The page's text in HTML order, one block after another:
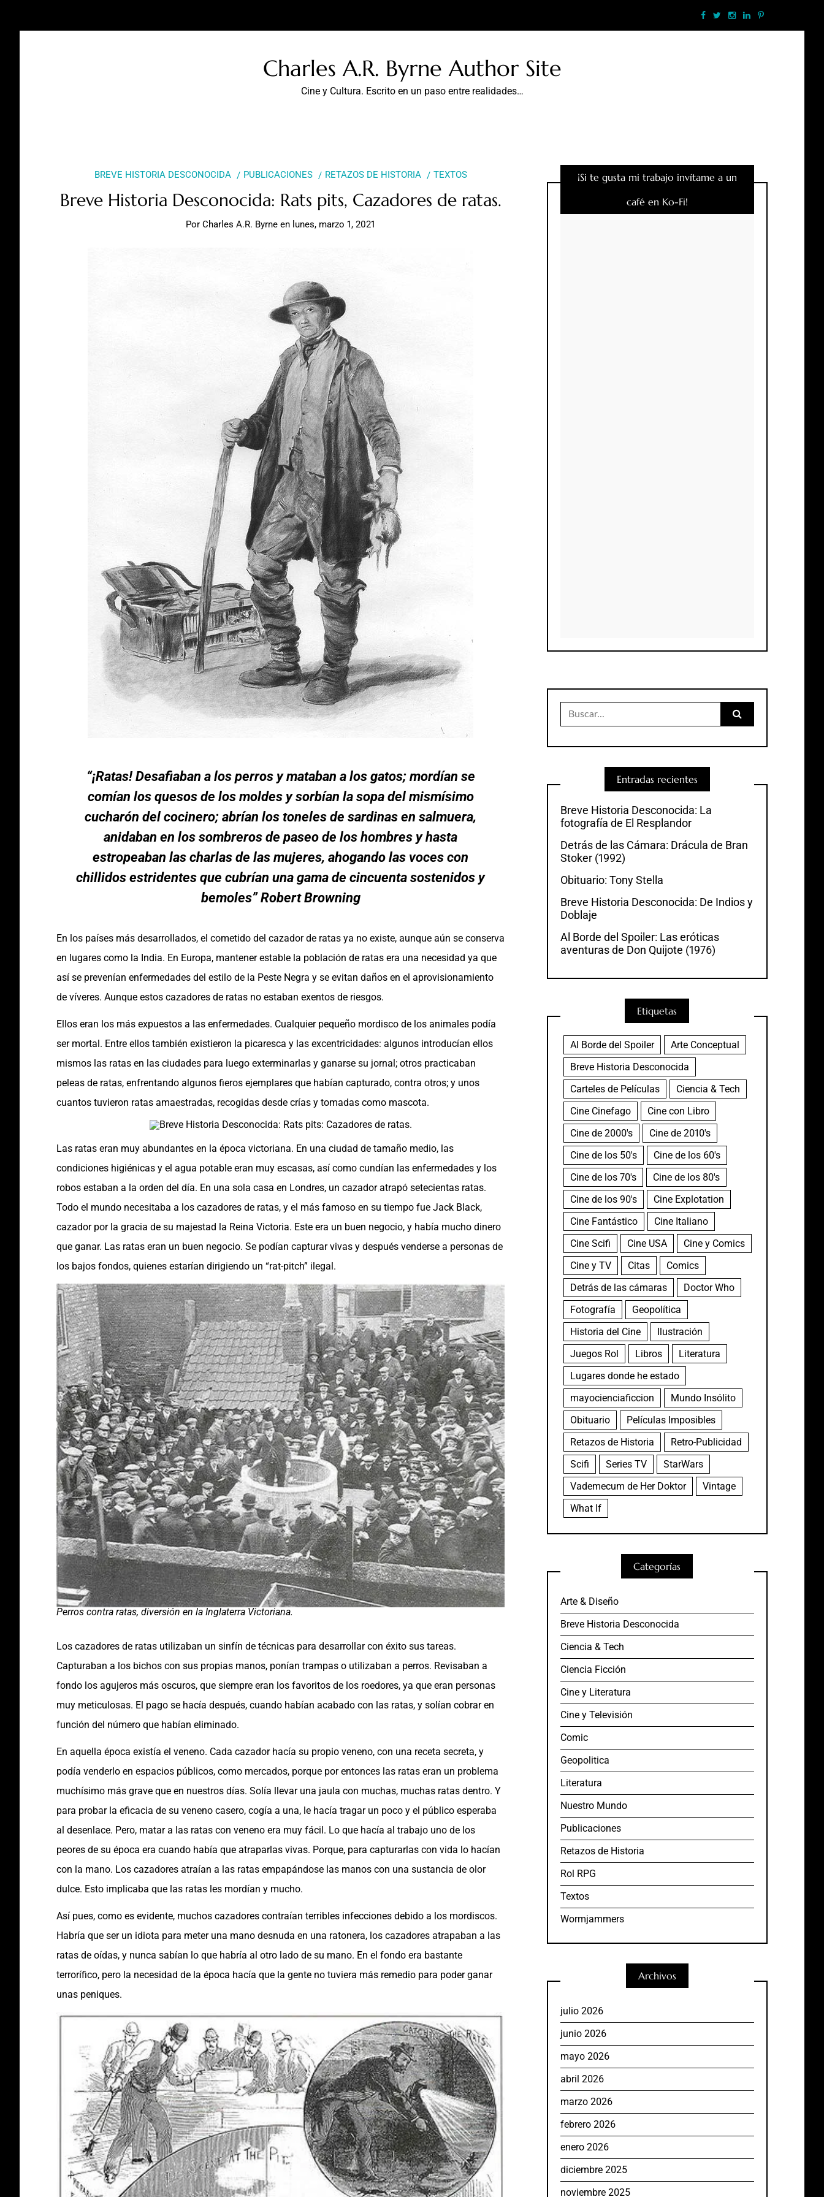
Charles A.R. Byrne Author Site
Cine y Cultura. Escrito en un paso entre realidades…
BREVE HISTORIA DESCONOCIDA PUBLICACIONES RETAZOS DE HISTORIA TEXTOS
Breve Historia Desconocida: Rats pits, Cazadores de ratas.
PorCharles A.R. Byrne en lunes, marzo 1, 2021
“¡Ratas! Desafiaban a los perros y mataban a los gatos; mordían se
comían los quesos de los moldes y sorbían la sopa del mismísimo
cucharón del cocinero; abrían los toneles de sardinas en salmuera,
anidaban en los sombreros de paseo de los hombres y hasta
estropeaban las charlas de las mujeres, ahogando las voces con
chillidos estridentes que cubrían una gama de cincuenta sostenidos y
bemoles”Robert Browning
En los países más desarrollados, el cometido del cazador de ratas ya no existe, aunque aún se conserva
en lugares como la India. En Europa, mantener estable la población de ratas era una necesidad ya que
así se prevenían enfermedades del estilo de la Peste Negra y se evitan daños en el aprovisionamiento
de víveres. Aunque estos cazadores de ratas no estaban exentos de riesgos.
Ellos eran los más expuestos a las enfermedades. Cualquier pequeño mordisco de los animales podía
ser mortal. Entre ellos también existieron la picaresca y las excentricidades: algunos introducían ellos
mismos las ratas en las ciudades para luego exterminarlas y ganarse su jornal; otros practicaban
peleas de ratas, enfrentando algunos fieros ejemplares que habían capturado, contra otros; y unos
cuantos tuvieron ratas amaestradas, recogidas desde crías y tomadas como mascota.
Las ratas eran muy abundantes en la época victoriana. En una ciudad de tamaño medio, las
condiciones higiénicas y el agua potable eran muy escasas, así como cundían las enfermedades y los
robos estaban a la orden del día. En una sola casa en Londres, un cazador atrapó setecientas ratas.
Todo el mundo necesitaba a los cazadores de ratas, y el más famoso en su tiempo fue Jack Black,
cazador por la gracia de su majestad la Reina Victoria. Este era un buen negocio, y había mucho dinero
que ganar. Las ratas eran un buen negocio. Se podían capturar vivas y después venderse a personas de
los bajos fondos, quienes estarían dirigiendo un “rat-pitch” ilegal.
Perros contra ratas, diversión en la Inglaterra Victoriana.
Los cazadores de ratas utilizaban un sinfín de técnicas para desarrollar con éxito sus tareas.
Capturaban a los bichos con sus propias manos, ponían trampas o utilizaban a perros. Revisaban a
fondo los agujeros más oscuros, que siempre eran los favoritos de los roedores, ya que eran personas
muy meticulosas. El pago se hacía después, cuando habían acabado con las ratas, y solían cobrar en
función del número que habían eliminado.
En aquella época existía el veneno. Cada cazador hacía su propio veneno, con una receta secreta, y
podía venderlo en espacios públicos, como mercados, porque por entonces las ratas eran un problema
muchísimo más grave que en nuestros días. Solía llevar una jaula con muchas, muchas ratas dentro. Y
para probar la eficacia de su veneno casero, cogía a una, le hacía tragar un poco y el público esperaba
al desenlace. Pero, matar a las ratas con veneno era muy fácil. Lo que hacía al trabajo uno de los
peores de su época era cuando había que atraparlas vivas. Porque, para capturarlas con vida lo hacían
con la mano. Los cazadores atraían a las ratas empapándose las manos con una sustancia de olor
dulce. Esto implicaba que las ratas les mordían y mucho.
Así pues, como es evidente, muchos cazadores contraían terribles infecciones debido a los mordiscos.
Habría que ser un idiota para meter una mano desnuda en una ratonera, los cazadores atrapaban a las
ratas de oídas, y nunca sabían lo que habría al otro lado de su mano. En el fondo era bastante
terrorífico, pero la necesidad de la época hacía que la gente no tuviera más remedio para poder ganar
unas peniques.
¡Si te gusta mi trabajo invítame a un
café en Ko-Fi!
Buscar:
Entradas recientes
Breve Historia Desconocida: La
fotografía de El Resplandor
Detrás de las Cámara: Drácula de Bran
Stoker (1992)
Obituario: Tony Stella
Breve Historia Desconocida: De Indios y
Doblaje
Al Borde del Spoiler: Las eróticas
aventuras de Don Quijote (1976)
Etiquetas
Al Borde del Spoiler
Arte Conceptual
Breve Historia Desconocida
Carteles de Películas
Ciencia & Tech
Cine Cinefago
Cine con Libro
Cine de 2000's
Cine de 2010's
Cine de los 50's
Cine de los 60's
Cine de los 70's
Cine de los 80's
Cine de los 90's
Cine Explotation
Cine Fantástico
Cine Italiano
Cine Scifi
Cine USA
Cine y Comics
Cine y TV
Citas
Comics
Detrás de las cámaras
Doctor Who
Fotografía
Geopolítica
Historia del Cine
Ilustración
Juegos Rol
Libros
Literatura
Lugares donde he estado
mayocienciaficcion
Mundo Insólito
Obituario
Películas Imposibles
Retazos de Historia
Retro-Publicidad
Scifi
Series TV
StarWars
Vademecum de Her Doktor
Vintage
What If
Categorías
Arte & Diseño
Breve Historia Desconocida
Ciencia & Tech
Ciencia Ficción
Cine y Literatura
Cine y Televisión
Comic
Geopolitica
Literatura
Nuestro Mundo
Publicaciones
Retazos de Historia
Rol RPG
Textos
Wormjammers
Archivos
julio 2026
junio 2026
mayo 2026
abril 2026
marzo 2026
febrero 2026
enero 2026
diciembre 2025
noviembre 2025